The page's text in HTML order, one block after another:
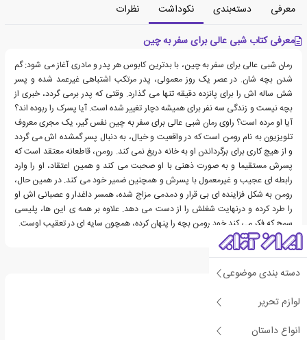
دسته بندی موضوعی
لوازم تحریر
انواع داستان
معرفی دسته‌بندی نکوداشت
نظرات
معرفی کتاب شبی عالی برای سفر به چین
رمان شبی عالی برای سفر به چین، با بدترین کابوس هر پدر و مادری آغاز می شود: گم
شدن بچه شان. در عصر یک روز معمولی، پدر مرتکب اشتباهی غیرعمد شده و پسر
شش ساله اش را برای پانزده دقیقه تنها می گذارد. وقتی که پدر برمی گردد، خبری از
بچه نیست و زندگی سه نفر برای همیشه دچار تغییر شده است. آیا پسرک را ربوده اند؟
آیا او مرده است؟ راوی رمان شبی عالی برای سفر به چین نفس گیر، یک مجری معروف
تلویزیون به نام رومن است که در واقعیت و خیال، به دنبال پسر گمشده اش می گردد
و از هیچ کاری برای برگرداندن او به خانه دریغ نمی کند. رومن، قاطعانه معتقد است که
پسرش مستقیما و به صورت ذهنی با او صحبت می کند و همین اعتقاد، او را وارد
رابطه ای عجیب و غیرمعمول با پسرش و همچنین ضمیر خود می کند. در همین حال،
رومن به شکل فزاینده ای بی قرار و دمدمی مزاج شده، همسر داغدار و عصبانی اش او
را طرد کرده و درنهایت شغلش را از دست می دهد. علاوه بر همه ی این ها، پلیسی
سمج که فکر می کند خود رومن بچه را پنهان کرده، همچون سایه ای در تعقیب اوست.